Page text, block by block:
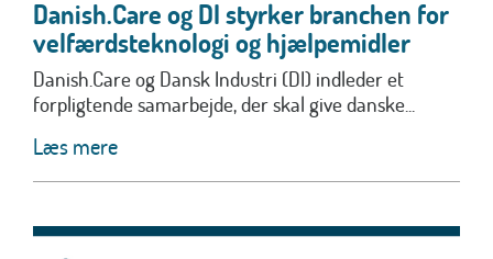
Danish.Care og DI styrker branchen for
velfærdsteknologi og hjælpemidler
Danish.Care og Dansk Industri (DI) indleder et
forpligtende samarbejde, der skal give danske...
Læs mere